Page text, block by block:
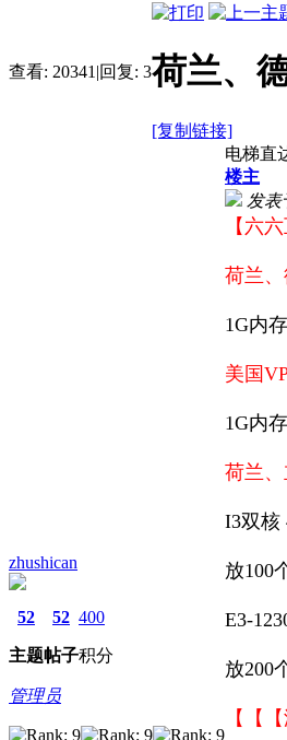
查看: 20341 |回复: 3荷兰、
[复制链接]
zhushican
52
主题
52
帖子
400
积分
管理员
电梯直
楼主
发表
【六
荷兰、
1G内
美国
1G内
荷兰、
I3双核
放100
E3-
放200
【【